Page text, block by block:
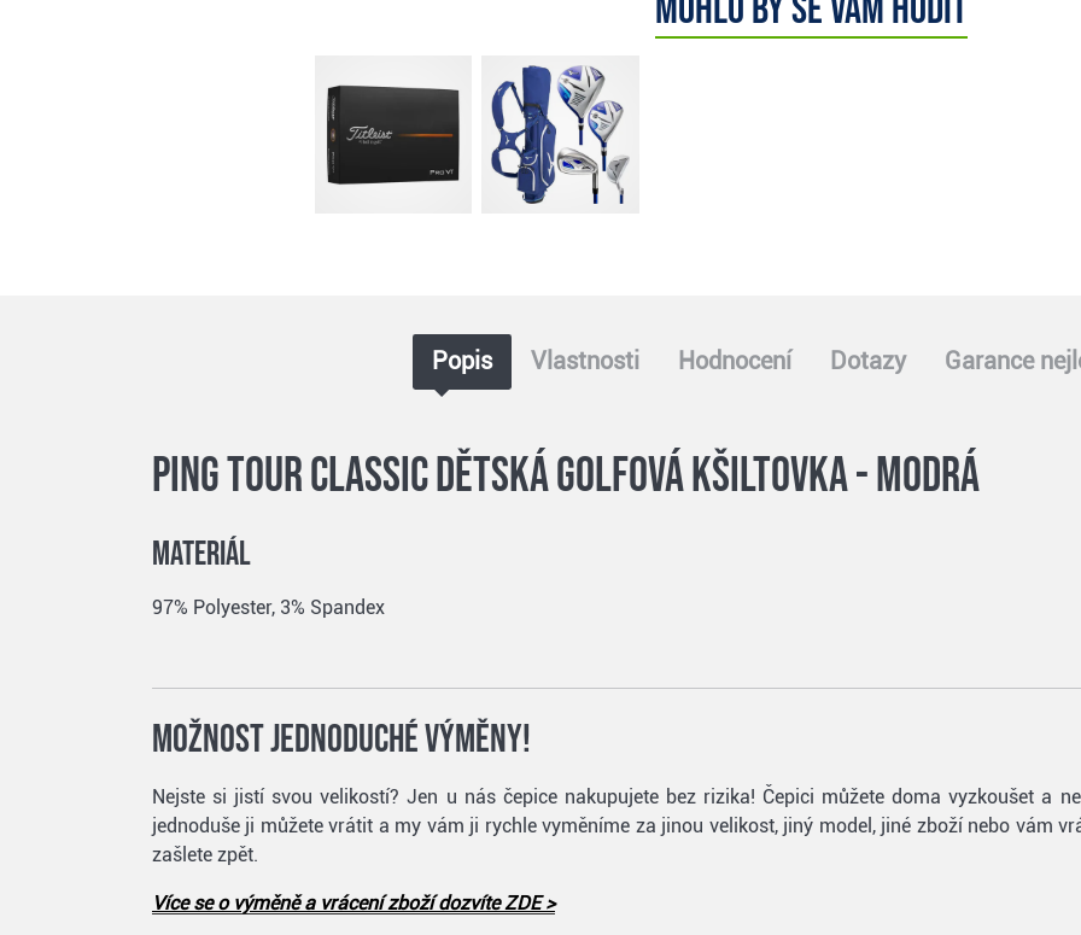
Mohlo by se vám hodit
Popis Vlastnosti Hodnocení Dotazy Garance
Ping Tour Classic dětská golfová kšiltovka - modrá
Materiál
97% Polyester, 3% Spandex
Možnost jednoduché výměny!
Nejste si jistí svou velikostí? Jen u nás čepice nakupujete bez rizika! Čepici můžete doma vyzkoušet a
jednoduše ji můžete vrátit a my vám ji rychle vyměníme za jinou velikost, jiný model, jiné zboží nebo vám
zašlete zpět.
Více se o výměně a vrácení zboží dozvíte ZDE >